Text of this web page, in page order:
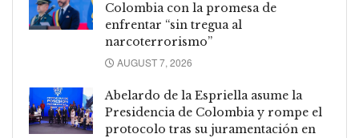
Colombia con la promesa de
enfrentar “sin tregua al
narcoterrorismo”
AUGUST 7, 2026
Abelardo de la Espriella asume la
Presidencia de Colombia y rompe el
protocolo tras su juramentación en